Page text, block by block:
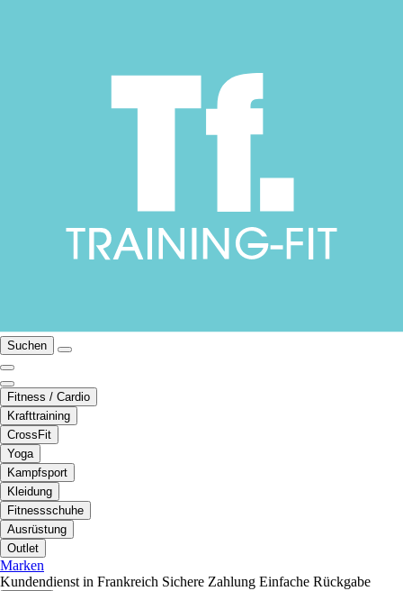
Suchen
Fitness / Cardio
Krafttraining
CrossFit
Yoga
Kampfsport
Kleidung
Fitnessschuhe
Ausrüstung
Outlet
Marken
Kundendienst in Frankreich Sichere Zahlung Einfache Rückgabe